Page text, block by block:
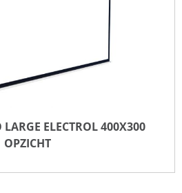
LARGE ELECTROL 400X300
OPZICHT